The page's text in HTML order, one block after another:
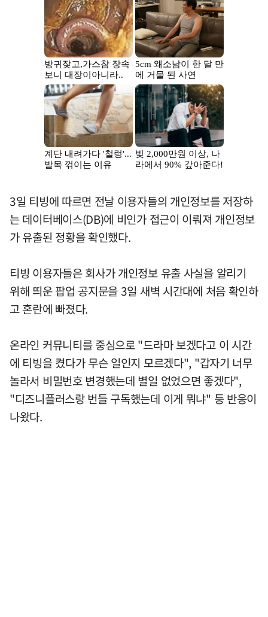
3일 티빙에 따르면 전날 이용자들의 개인정보를 저장하
는 데이터베이스(DB)에 비인가 접근이 이뤄져 개인정보
가 유출된 정황을 확인했다.
티빙 이용자들은 회사가 개인정보 유출 사실을 알리기
위해 띄운 팝업 공지문을 3일 새벽 시간대에 처음 확인하
고 혼란에 빠졌다.
온라인 커뮤니티를 중심으로 "드라마 보겠다고 이 시간
에 티빙을 켰다가 무슨 일인지 모르겠다", "갑자기 너무
놀라서 비밀번호 변경했는데 별일 없었으면 좋겠다",
"디즈니플러스랑 번들 구독했는데 이게 뭐냐" 등 반응이
나왔다.